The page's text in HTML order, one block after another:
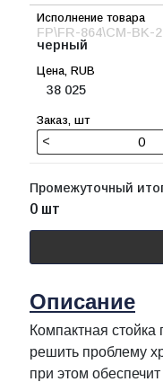
FP\FR-864\CM-BK-
черный
38 025
<
Промежуточный
0 шт
Описание
Компактная
решить проблему
при этом